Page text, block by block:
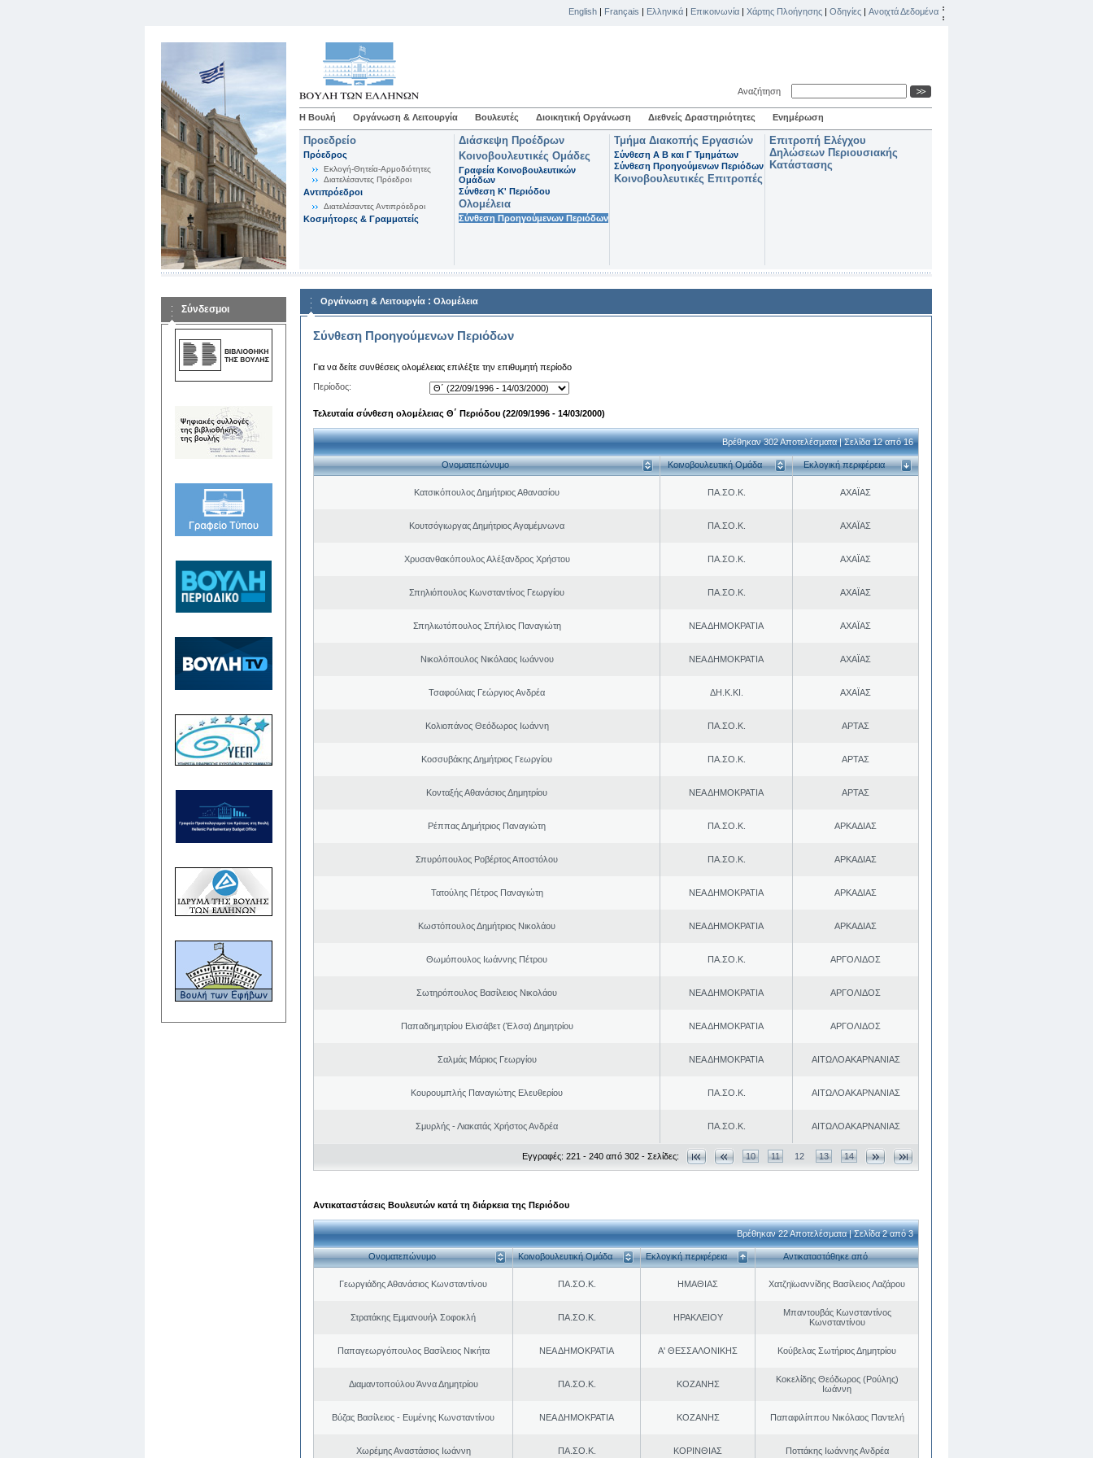
English | Français | Ελληνικά | Επικοινωνία | Χάρτης Πλοήγησης | Οδηγίες | Ανοιχτά Δεδομένα
Αναζήτηση
Η Βουλή Οργάνωση & Λειτουργία Βουλευτές Διοικητική Οργάνωση Διεθνείς Δραστηριότητες Ενημέρωση
Προεδρείο
Πρόεδρος
Εκλογή-Θητεία-Αρμοδιότητες
Διατελέσαντες Πρόεδροι
Αντιπρόεδροι
Διατελέσαντες Αντιπρόεδροι
Κοσμήτορες & Γραμματείς
Διάσκεψη Προέδρων
Κοινοβουλευτικές Ομάδες
Γραφεία Κοινοβουλευτικών
Ομάδων
Σύνθεση K' Περιόδου
Ολομέλεια
Σύνθεση Προηγούμενων Περιόδων
Τμήμα Διακοπής Εργασιών
Σύνθεση Α Β και Γ Τμημάτων
Σύνθεση Προηγούμενων Περιόδων
Κοινοβουλευτικές Επιτροπές
Επιτροπή Ελέγχου
Δηλώσεων Περιουσιακής
Κατάστασης
Σύνδεσμοι
Οργάνωση & Λειτουργία : Ολομέλεια
Σύνθεση Προηγούμενων Περιόδων
Για να δείτε συνθέσεις ολομέλειας επιλέξτε την επιθυμητή περίοδο
Περίοδος:
Τελευταία σύνθεση ολομέλειας Θ΄ Περιόδου (22/09/1996 - 14/03/2000)
Βρέθηκαν 302 Αποτελέσματα | Σελίδα 12 από 16
Ονοματεπώνυμο Κοινοβουλευτική Ομάδα Εκλογική περιφέρεια
Κατσικόπουλος Δημήτριος Αθανασίου ΠΑ.ΣΟ.Κ. ΑΧΑΪΑΣ
Κουτσόγιωργας Δημήτριος Αγαμέμνωνα ΠΑ.ΣΟ.Κ. ΑΧΑΪΑΣ
Χρυσανθακόπουλος Αλέξανδρος Χρήστου ΠΑ.ΣΟ.Κ. ΑΧΑΪΑΣ
Σπηλιόπουλος Κωνσταντίνος Γεωργίου ΠΑ.ΣΟ.Κ. ΑΧΑΪΑΣ
Σπηλιωτόπουλος Σπήλιος Παναγιώτη ΝΕΑ ΔΗΜΟΚΡΑΤΙΑ ΑΧΑΪΑΣ
Νικολόπουλος Νικόλαος Ιωάννου ΝΕΑ ΔΗΜΟΚΡΑΤΙΑ ΑΧΑΪΑΣ
Τσαφούλιας Γεώργιος Ανδρέα ΔΗ.Κ.ΚΙ. ΑΧΑΪΑΣ
Κολιοπάνος Θεόδωρος Ιωάννη ΠΑ.ΣΟ.Κ. ΑΡΤΑΣ
Κοσσυβάκης Δημήτριος Γεωργίου ΠΑ.ΣΟ.Κ. ΑΡΤΑΣ
Κονταξής Αθανάσιος Δημητρίου ΝΕΑ ΔΗΜΟΚΡΑΤΙΑ ΑΡΤΑΣ
Ρέππας Δημήτριος Παναγιώτη ΠΑ.ΣΟ.Κ. ΑΡΚΑΔΙΑΣ
Σπυρόπουλος Ροβέρτος Αποστόλου ΠΑ.ΣΟ.Κ. ΑΡΚΑΔΙΑΣ
Τατούλης Πέτρος Παναγιώτη ΝΕΑ ΔΗΜΟΚΡΑΤΙΑ ΑΡΚΑΔΙΑΣ
Κωστόπουλος Δημήτριος Νικολάου ΝΕΑ ΔΗΜΟΚΡΑΤΙΑ ΑΡΚΑΔΙΑΣ
Θωμόπουλος Ιωάννης Πέτρου ΠΑ.ΣΟ.Κ. ΑΡΓΟΛΙΔΟΣ
Σωτηρόπουλος Βασίλειος Νικολάου ΝΕΑ ΔΗΜΟΚΡΑΤΙΑ ΑΡΓΟΛΙΔΟΣ
Παπαδημητρίου Ελισάβετ (Έλσα) Δημητρίου ΝΕΑ ΔΗΜΟΚΡΑΤΙΑ ΑΡΓΟΛΙΔΟΣ
Σαλμάς Μάριος Γεωργίου ΝΕΑ ΔΗΜΟΚΡΑΤΙΑ ΑΙΤΩΛΟΑΚΑΡΝΑΝΙΑΣ
Κουρουμπλής Παναγιώτης Ελευθερίου ΠΑ.ΣΟ.Κ. ΑΙΤΩΛΟΑΚΑΡΝΑΝΙΑΣ
Σμυρλής - Λιακατάς Χρήστος Ανδρέα ΠΑ.ΣΟ.Κ. ΑΙΤΩΛΟΑΚΑΡΝΑΝΙΑΣ
Εγγραφές: 221 - 240 από 302 - Σελίδες: 10 11 12 13 14
Αντικαταστάσεις Βουλευτών κατά τη διάρκεια της Περιόδου
Βρέθηκαν 22 Αποτελέσματα | Σελίδα 2 από 3
Ονοματεπώνυμο Κοινοβουλευτική Ομάδα Εκλογική περιφέρεια Αντικαταστάθηκε από
Γεωργιάδης Αθανάσιος Κωνσταντίνου ΠΑ.ΣΟ.Κ. ΗΜΑΘΙΑΣ Χατζηϊωαννίδης Βασίλειος Λαζάρου
Στρατάκης Εμμανουήλ Σοφοκλή ΠΑ.ΣΟ.Κ. ΗΡΑΚΛΕΙΟΥ
Μπαντουβάς Κωνσταντίνος
Κωνσταντίνου
Παπαγεωργόπουλος Βασίλειος Νικήτα ΝΕΑ ΔΗΜΟΚΡΑΤΙΑ Α' ΘΕΣΣΑΛΟΝΙΚΗΣ Κούβελας Σωτήριος Δημητρίου
Διαμαντοπούλου Άννα Δημητρίου ΠΑ.ΣΟ.Κ. ΚΟΖΑΝΗΣ
Κοκελίδης Θεόδωρος (Ρούλης)
Ιωάννη
Βύζας Βασίλειος - Ευμένης Κωνσταντίνου ΝΕΑ ΔΗΜΟΚΡΑΤΙΑ ΚΟΖΑΝΗΣ Παπαφιλίππου Νικόλαος Παντελή
Χωρέμης Αναστάσιος Ιωάννη ΠΑ.ΣΟ.Κ. ΚΟΡΙΝΘΙΑΣ Ποττάκης Ιωάννης Ανδρέα